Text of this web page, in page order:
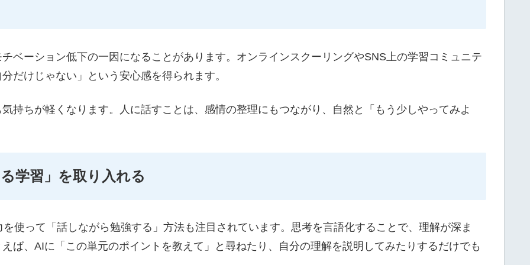
ベーション低下の一因になることがあります。オンラインスクーリングやSNS上の学習コミュニテ
だけじゃない」という安心感を得られます。
持ちが軽くなります。人に話すことは、感情の整理にもつながり、自然と「もう少しやってみよ
学習」を取り入れる
使って「話しながら勉強する」方法も注目されています。思考を言語化することで、理解が深ま
ば、AIに「この単元のポイントを教えて」と尋ねたり、自分の理解を説明してみたりするだけでも